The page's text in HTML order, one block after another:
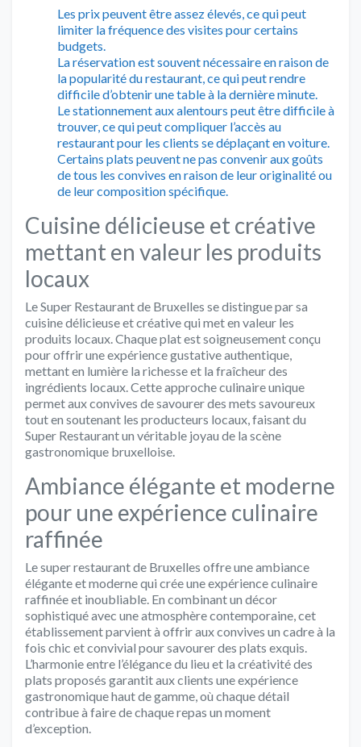
Les prix peuvent être assez élevés, ce qui peut
limiter la fréquence des visites pour certains
budgets.
La réservation est souvent nécessaire en raison de
la popularité du restaurant, ce qui peut rendre
difficile d’obtenir une table à la dernière minute.
Le stationnement aux alentours peut être difficile à
trouver, ce qui peut compliquer l’accès au
restaurant pour les clients se déplaçant en voiture.
Certains plats peuvent ne pas convenir aux goûts
de tous les convives en raison de leur originalité ou
de leur composition spécifique.
Cuisine délicieuse et créative
mettant en valeur les produits
locaux
Le Super Restaurant de Bruxelles se distingue par sa
cuisine délicieuse et créative qui met en valeur les
produits locaux. Chaque plat est soigneusement conçu
pour offrir une expérience gustative authentique,
mettant en lumière la richesse et la fraîcheur des
ingrédients locaux. Cette approche culinaire unique
permet aux convives de savourer des mets savoureux
tout en soutenant les producteurs locaux, faisant du
Super Restaurant un véritable joyau de la scène
gastronomique bruxelloise.
Ambiance élégante et moderne
pour une expérience culinaire
raffinée
Le super restaurant de Bruxelles offre une ambiance
élégante et moderne qui crée une expérience culinaire
raffinée et inoubliable. En combinant un décor
sophistiqué avec une atmosphère contemporaine, cet
établissement parvient à offrir aux convives un cadre à la
fois chic et convivial pour savourer des plats exquis.
L’harmonie entre l’élégance du lieu et la créativité des
plats proposés garantit aux clients une expérience
gastronomique haut de gamme, où chaque détail
contribue à faire de chaque repas un moment
d’exception.